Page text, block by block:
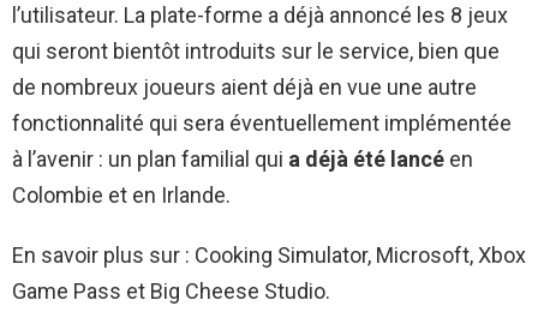
l’utilisateur. La plate-forme a déjà annoncé les 8 jeux
qui seront bientôt introduits sur le service, bien que
de nombreux joueurs aient déjà en vue une autre
fonctionnalité qui sera éventuellement implémentée
à l’avenir : un plan familial qui a déjà été lancé en
Colombie et en Irlande.
En savoir plus sur : Cooking Simulator, Microsoft, Xbox
Game Pass et Big Cheese Studio.